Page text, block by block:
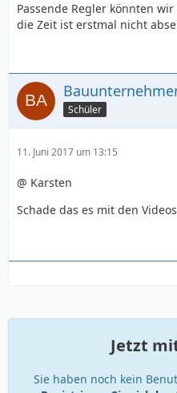
Passende Regler könnten
die Zeit ist erstmal nicht
Schüler
11. Juni 2017 um 13:15
@ Karsten
Schade das es mit den
Jetzt
Sie haben noch kein